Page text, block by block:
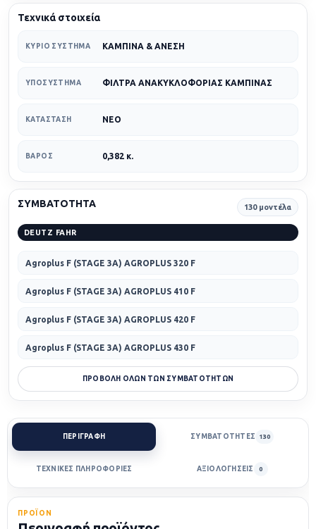
Τεχνικά στοιχεία
ΚΎΡΙΟ ΣΎΣΤΗΜΑ ΚΑΜΠΙΝΑ & ΑΝΕΣΗ
ΥΠΟΣΎΣΤΗΜΑ ΦΙΛΤΡΑ ΑΝΑΚΥΚΛΟΦΟΡΙΑΣ ΚΑΜΠΙΝΑΣ
ΚΑΤΆΣΤΑΣΗ ΝΕΟ
ΒΆΡΟΣ 0,382 κ.
ΣΥΜΒΑΤΟΤΗΤΑ 130 μοντέλα
DEUTZ FAHR
Agroplus F (STAGE 3A) AGROPLUS 320 F
Agroplus F (STAGE 3A) AGROPLUS 410 F
Agroplus F (STAGE 3A) AGROPLUS 420 F
Agroplus F (STAGE 3A) AGROPLUS 430 F
ΠΡΟΒΟΛΗ ΟΛΩΝ ΤΩΝ ΣΥΜΒΑΤΟΤΗΤΩΝ
ΠΕΡΙΓΡΑΦΗ ΣΥΜΒΑΤΟΤΗΤΕΣ 130
ΤΕΧΝΙΚΕΣ ΠΛΗΡΟΦΟΡΙΕΣ ΑΞΙΟΛΟΓΗΣΕΙΣ 0
ΠΡΟΪΟΝ